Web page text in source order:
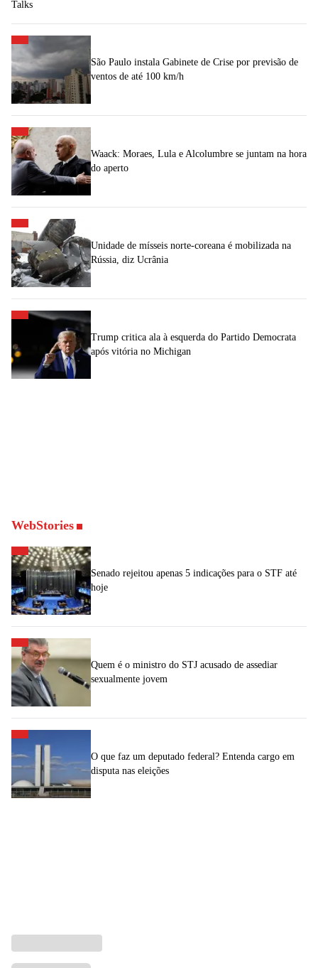
Talks
São Paulo instala Gabinete de Crise por previsão de
ventos de até 100 km/h
Waack: Moraes, Lula e Alcolumbre se juntam na hora
do aperto
Unidade de mísseis norte-coreana é mobilizada na
Rússia, diz Ucrânia
Trump critica ala à esquerda do Partido Democrata
após vitória no Michigan
WebStories
Senado rejeitou apenas 5 indicações para o STF até
hoje
Quem é o ministro do STJ acusado de assediar
sexualmente jovem
O que faz um deputado federal? Entenda cargo em
disputa nas eleições